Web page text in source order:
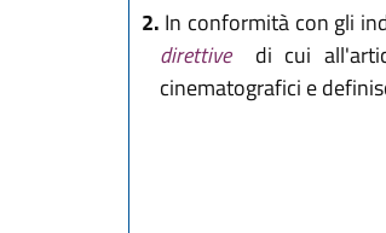
2. In conformità con gli
direttive
di cui
cinematografici e